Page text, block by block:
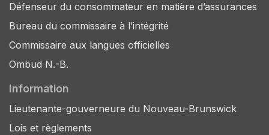
Défenseur du consommateur en matière d’assurances
Bureau du commissaire à l’intégrité
Commissaire aux langues officielles
Ombud N.-B.
Information
Lieutenante-gouverneure du Nouveau-Brunswick
Lois et règlements